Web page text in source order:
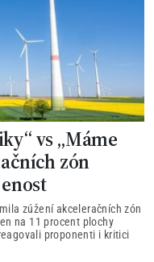
vs „Máme
zón
zúžení akceleračních zón
na 11 procent plochy
proponenti i kritici